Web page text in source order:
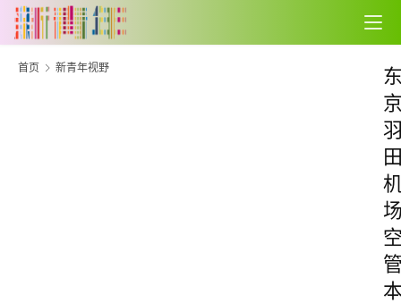
首页 新青年视野